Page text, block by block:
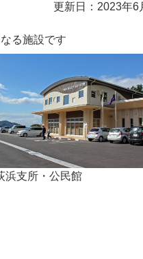
更新日：2023年6
る施設です
浜支所・公民館